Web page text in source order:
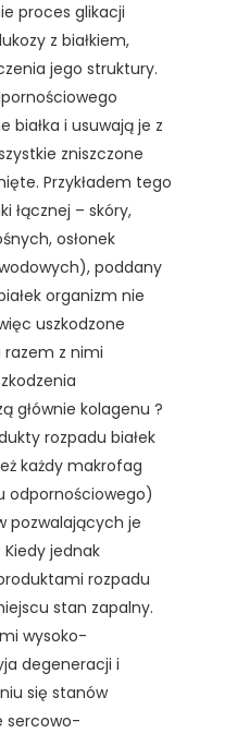
proces glikacji
z białkiem,
jego struktury.
białka i usuwają je z
zniszczone
Przykładem tego
łącznej – skóry,
osłonek
poddany
organizm nie
uszkodzone
razem z nimi
głównie kolagenu ?
rozpadu białek
każdy makrofag
odpornościowego)
pozwalających je
jednak
rozpadu
stan zapalny.
wysoko-
degeneracji i
się stanów
sercowo-